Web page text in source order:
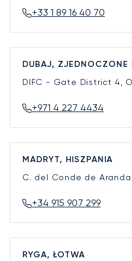
+33 1 89 16 40 70
DUBAJ, ZJEDNOCZONE
DIFC - Gate District 4,
+971 4 227 4434
MADRYT, HISZPANIA
C. del Conde de
+34 915 907 299
RYGA, ŁOTWA